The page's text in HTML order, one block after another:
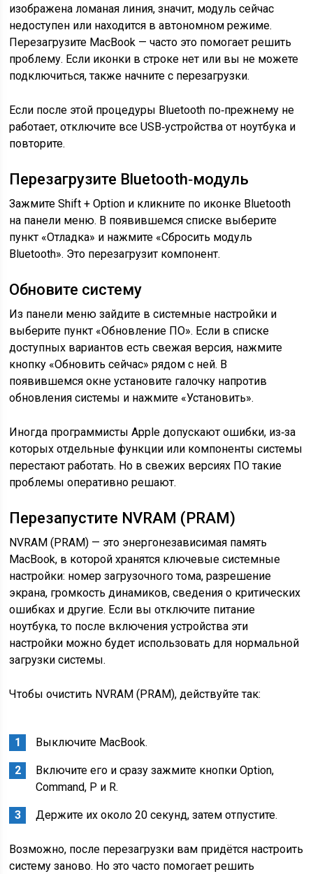
изображена ломаная линия, значит, модуль сейчас
недоступен или находится в автономном режиме.
Перезагрузите MacBook — часто это помогает решить
проблему. Если иконки в строке нет или вы не можете
подключиться, также начните с перезагрузки.
Если после этой процедуры Bluetooth по‑прежнему не
работает, отключите все USB‑устройства от ноутбука и
повторите.
Перезагрузите Bluetooth‑модуль
Зажмите Shift + Option и кликните по иконке Bluetooth
на панели меню. В появившемся списке выберите
пункт «Отладка» и нажмите «Сбросить модуль
Bluetooth». Это перезагрузит компонент.
Обновите систему
Из панели меню зайдите в системные настройки и
выберите пункт «Обновление ПО». Если в списке
доступных вариантов есть свежая версия, нажмите
кнопку «Обновить сейчас» рядом с ней. В
появившемся окне установите галочку напротив
обновления системы и нажмите «Установить».
Иногда программисты Apple допускают ошибки, из‑за
которых отдельные функции или компоненты системы
перестают работать. Но в свежих версиях ПО такие
проблемы оперативно решают.
Перезапустите NVRAM (PRAM)
NVRAM (PRAM) — это энергонезависимая память
MacBook, в которой хранятся ключевые системные
настройки: номер загрузочного тома, разрешение
экрана, громкость динамиков, сведения о критических
ошибках и другие. Если вы отключите питание
ноутбука, то после включения устройства эти
настройки можно будет использовать для нормальной
загрузки системы.
Чтобы очистить NVRAM (PRAM), действуйте так:
Выключите MacBook.
Включите его и сразу зажмите кнопки Option,
Command, P и R.
Держите их около 20 секунд, затем отпустите.
Возможно, после перезагрузки вам придётся настроить
систему заново. Но это часто помогает решить